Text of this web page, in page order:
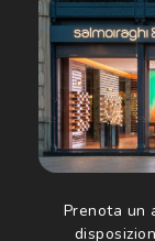
Prenota un